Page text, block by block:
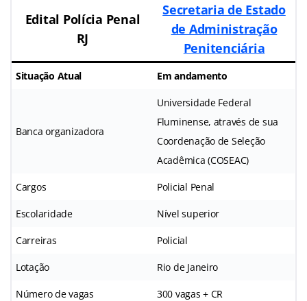
Edital Polícia Penal
RJ
Secretaria de Estado
de Administração
Penitenciária
Situação Atual Em andamento
Banca organizadora
Universidade Federal
Fluminense, através de sua
Coordenação de Seleção
Acadêmica (COSEAC)
Cargos Policial Penal
Escolaridade Nível superior
Carreiras Policial
Lotação Rio de Janeiro
Número de vagas 300 vagas + CR